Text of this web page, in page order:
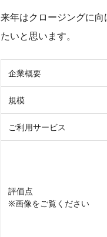
来年はクロージングに
たいと思います。
企業概要
規模
ご利用サービス
評価点
※画像をご覧ください